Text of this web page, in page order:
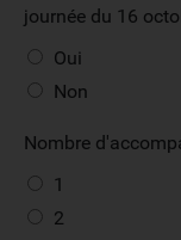
journée du 16
Oui
Non
Nombre
1
2